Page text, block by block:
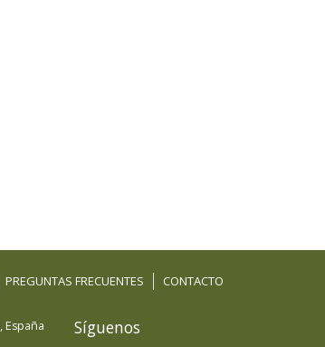
PREGUNTAS FRECUENTES CONTACTO
, España
Síguenos